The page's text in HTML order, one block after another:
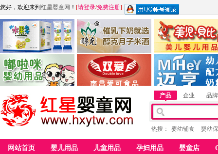
您好，欢迎来到 红星婴童网 ！ [请登录/免费注册]
江西麦嘟嘟食品有限公司
青岛嘟啦咪婴幼儿用品公司
江西醇之客月子米酒 惠州市美儿婴儿用品
湖南迈亨母婴用品有限
产品 企业 品牌
热搜： 婴幼辅食 婴幼
网站首页 婴儿用品 儿童用品 孕妇用品 婴童店